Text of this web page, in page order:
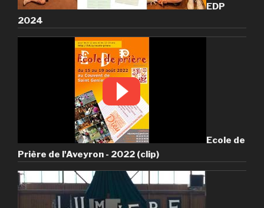
EDP
2024
Ecole de
Prière de l'Aveyron - 2022 (clip)